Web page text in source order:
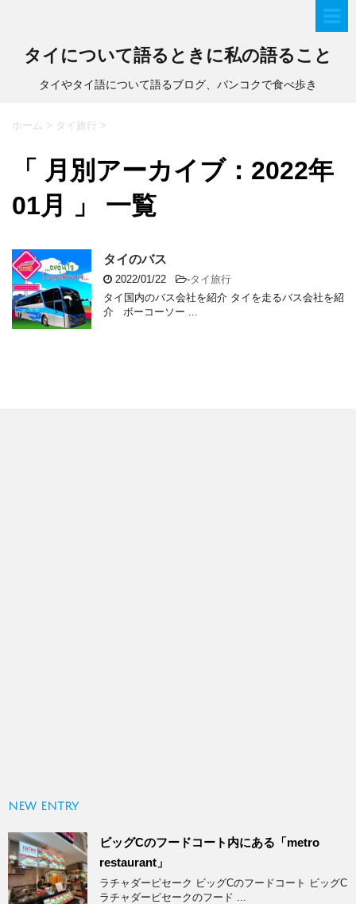
タイについて語るときに私の語ること
タイやタイ語について語るブログ、バンコクで食べ歩き
ホーム > タイ旅行 >
「 月別アーカイブ：2022年
01月 」 一覧
タイのバス
2022/01/22 -タイ旅行
タイ国内のバス会社を紹介 タイを走るバス会社を紹
介 ボーコーソー ...
NEW ENTRY
ビッグCのフードコート内にある「metro
restaurant」
ラチャダーピセーク ビッグCのフードコート ビッグC
ラチャダーピセークのフード ...